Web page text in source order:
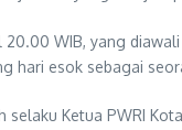
WIB, yang
hari esok sebagai
selaku Ketua PWRI